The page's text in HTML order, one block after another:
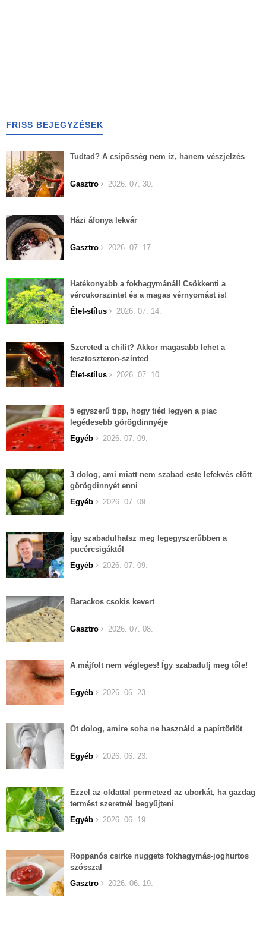
FRISS BEJEGYZÉSEK
Tudtad? A csípősség nem íz, hanem vészjelzés
Gasztro 2026. 07. 30.
Házi áfonya lekvár
Gasztro 2026. 07. 17.
Hatékonyabb a fokhagymánál! Csökkenti a
vércukorszintet és a magas vérnyomást is!
Élet-stílus
2026. 07. 14.
Szereted a chilit? Akkor magasabb lehet a
tesztoszteron-szinted
Élet-stílus
2026. 07. 10.
5 egyszerű tipp, hogy tiéd legyen a piac
legédesebb görögdinnyéje
Egyéb
2026. 07. 09.
3 dolog, ami miatt nem szabad este lefekvés előtt
görögdinnyét enni
Egyéb
2026. 07. 09.
Így szabadulhatsz meg legegyszerűbben a
pucércsigáktól
Egyéb
2026. 07. 09.
Barackos csokis kevert
Gasztro 2026. 07. 08.
A májfolt nem végleges! Így szabadulj meg tőle!
Egyéb 2026. 06. 23.
Öt dolog, amire soha ne használd a papírtörlőt
Egyéb 2026. 06. 23.
Ezzel az oldattal permetezd az uborkát, ha gazdag
termést szeretnél begyűjteni
Egyéb
2026. 06. 19.
Roppanós csirke nuggets fokhagymás-joghurtos
szósszal
Gasztro
2026. 06. 19.